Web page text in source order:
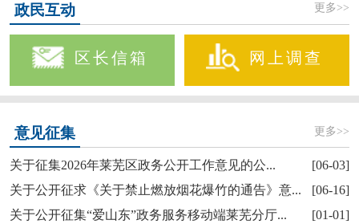
政民互动 更多>>
区长信箱 网上调查
意见征集 更多>>
关于征集2026年莱芜区政务公开工作意见的公...
[06-03]
关于公开征求《关于禁止燃放烟花爆竹的通告》意...
[06-16]
关于公开征集“爱山东”政务服务移动端莱芜分厅...
[01-01]